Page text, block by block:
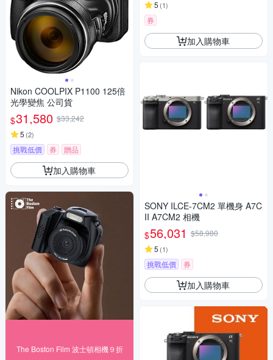
Nikon COOLPIX P1100 125倍
光學變焦 公司貨
$31,580 $33,242
5 (2)
挑戰低價 券 贈品
加入購物車
The Boston Film 波士頓相機９折
5 (1)
券
加入購物車
SONY ILCE-7CM2 單機身 A7C
II A7CM2 相機
$56,031 $58,980
5 (1)
挑戰低價 券
加入購物車